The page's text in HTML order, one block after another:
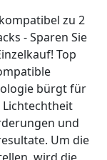
zu 2
- Sparen Sie
Top
bürgt für
und
Um die